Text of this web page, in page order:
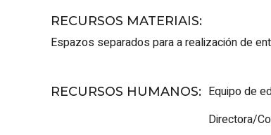
RECURSOS MATERIAIS:
Espazos separados para a realización de
RECURSOS HUMANOS: Equipo de
Directora/